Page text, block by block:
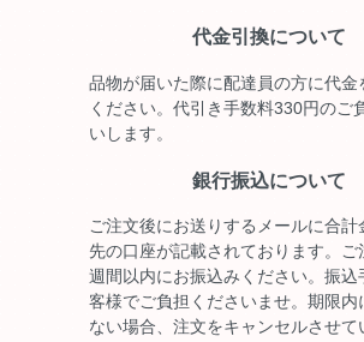
代金引換について
品物が届いた際に配達員の方に代金
ください。代引き手数料330円のご
いします。
銀行振込について
ご注文後にお送りするメールに合計
先の口座が記載されております。ご
週間以内にお振込みください。振込
客様でご負担くださいませ。期限内
ない場合、注文をキャンセルさせて